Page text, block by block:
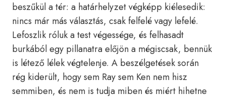
beszűkül a tér: a határhelyzet végképp kiélesedik:
nincs már más választás, csak felfelé vagy lefelé.
Lefoszlik róluk a test végessége, és felhasadt
burkából egy pillanatra előjön a mégiscsak, bennük
is létező lélek végtelenje. A beszélgetések során
rég kiderült, hogy sem Ray sem Ken nem hisz
semmiben, és nem is tudja miben és miért hihetne